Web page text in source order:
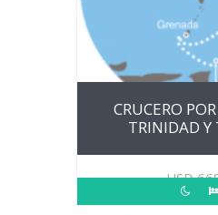
CRUCERO
TRINIDAD Y
USD